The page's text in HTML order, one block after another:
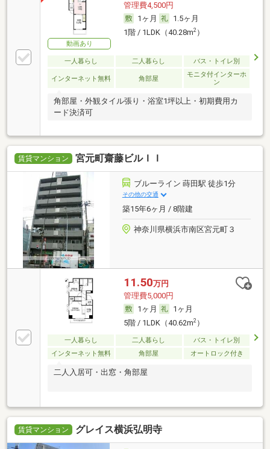
動画あり
管理費4,500円
1ヶ月
1.5ヶ月
1階 / 1LDK（40.28m2）
一人暮らし 二人暮らし バス・トイレ別
インターネット無料 角部屋
モニタ付インターホ
ン
角部屋・外観タイル張り・浴室1坪以上・初期費用カ
ード決済可
賃貸マンション 宮元町齋藤ビルＩＩ
ブルーライン 蒔田駅 徒歩1分
その他の交通
築15年6ヶ月 / 8階建
神奈川県横浜市南区宮元町３
11.50万円
管理費5,000円
1ヶ月
1ヶ月
5階 / 1LDK（40.62m2）
一人暮らし 二人暮らし
バス・トイレ別
インターネット無料
角部屋 オートロック付き
二人入居可・出窓・角部屋
賃貸マンション グレイス横浜弘明寺